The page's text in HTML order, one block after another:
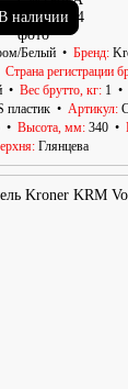
наличии
Белый Бренд
Страна регистрации
Вес брутто, кг 1
пластик Артикул
Высота, мм 340
Глянцева